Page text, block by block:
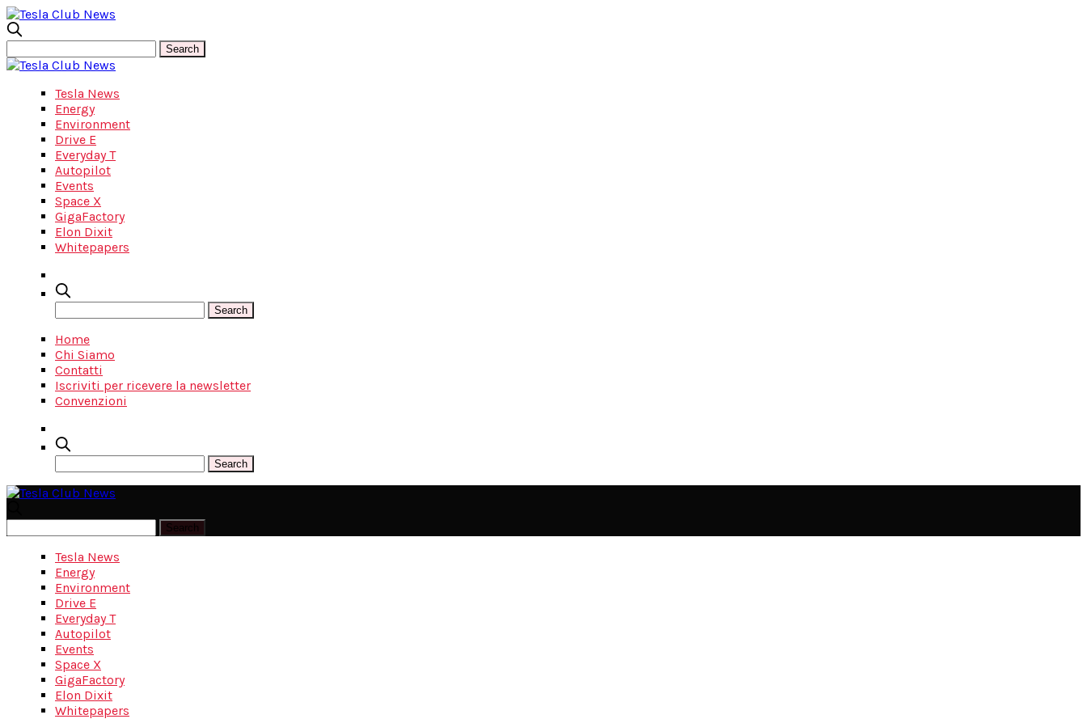
Tesla News
Energy
Environment
Drive E
Everyday T
Autopilot
Events
Space X
GigaFactory
Elon Dixit
Whitepapers
Home
Chi Siamo
Contatti
Iscriviti per ricevere la newsletter
Convenzioni
Tesla News
Energy
Environment
Drive E
Everyday T
Autopilot
Events
Space X
GigaFactory
Elon Dixit
Whitepapers